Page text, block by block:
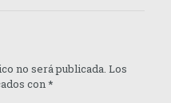
no será publicada. Los
con*